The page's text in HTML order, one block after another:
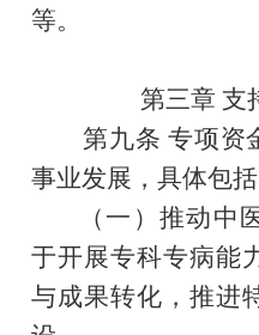
等。
第三章 支
第九条 专项资
事业发展，具体包括
（一）推动中
于开展专科专病能
与成果转化，推进